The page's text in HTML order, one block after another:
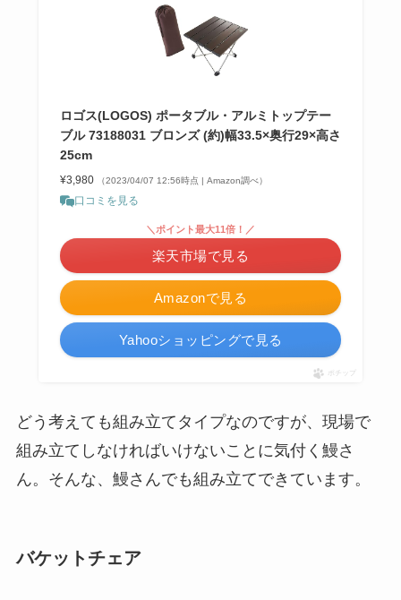
ロゴス(LOGOS) ポータブル・アルミトップテー
ブル 73188031 ブロンズ (約)幅33.5×奥行29×高さ
25cm
¥3,980 （2023/04/07 12:56時点 | Amazon調べ）
口コミを見る
Amazonで見る
＼ポイント最大11倍！／
楽天市場で見る
Yahooショッピングで見る
ポチップ
どう考えても組み立てタイプなのですが、現場で
組み立てしなければいけないことに気付く鰻さ
ん。そんな、鰻さんでも組み立てできています。
バケットチェア